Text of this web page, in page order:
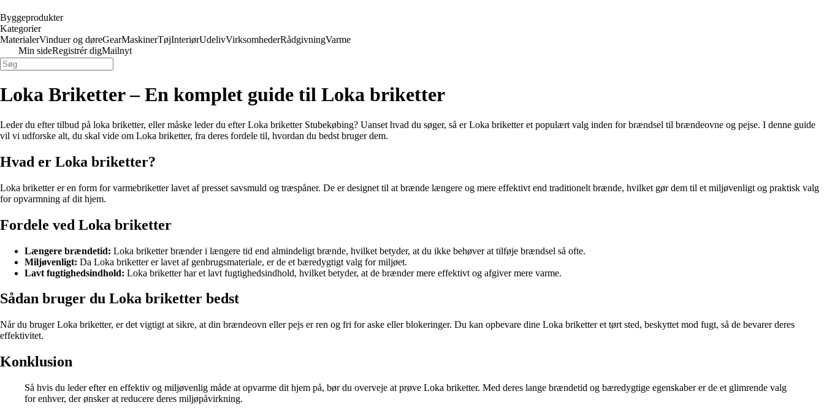
Byggeprodukter
Kategorier
MaterialerVinduer og døreGearMaskinerTøjInteriørUdelivVirksomhederRådgivningVarme
Min sideRegistrér digMailnyt
Loka Briketter – En komplet guide til Loka briketter
Leder du efter tilbud på loka briketter, eller måske leder du efter Loka briketter Stubekøbing? Uanset hvad du søger, så er Loka briketter et populært valg inden for brændsel til brændeovne og pejse. I denne guide
vil vi udforske alt, du skal vide om Loka briketter, fra deres fordele til, hvordan du bedst bruger dem.
Hvad er Loka briketter?
Loka briketter er en form for varmebriketter lavet af presset savsmuld og træspåner. De er designet til at brænde længere og mere effektivt end traditionelt brænde, hvilket gør dem til et miljøvenligt og praktisk valg
for opvarmning af dit hjem.
Fordele ved Loka briketter
Længere brændetid: Loka briketter brænder i længere tid end almindeligt brænde, hvilket betyder, at du ikke behøver at tilføje brændsel så ofte.
Miljøvenligt: Da Loka briketter er lavet af genbrugsmateriale, er de et bæredygtigt valg for miljøet.
Lavt fugtighedsindhold: Loka briketter har et lavt fugtighedsindhold, hvilket betyder, at de brænder mere effektivt og afgiver mere varme.
Sådan bruger du Loka briketter bedst
Når du bruger Loka briketter, er det vigtigt at sikre, at din brændeovn eller pejs er ren og fri for aske eller blokeringer. Du kan opbevare dine Loka briketter et tørt sted, beskyttet mod fugt, så de bevarer deres
effektivitet.
Konklusion
Så hvis du leder efter en effektiv og miljøvenlig måde at opvarme dit hjem på, bør du overveje at prøve Loka briketter. Med deres lange brændetid og bæredygtige egenskaber er de et glimrende valg
for enhver, der ønsker at reducere deres miljøpåvirkning.